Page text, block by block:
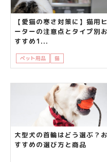
【愛猫の寒さ対策に】猫用ヒ
ーターの注意点とタイプ別お
すすめ1...
ペット用品 猫
大型犬の首輪はどう選ぶ？お
すすめの選び方と商品